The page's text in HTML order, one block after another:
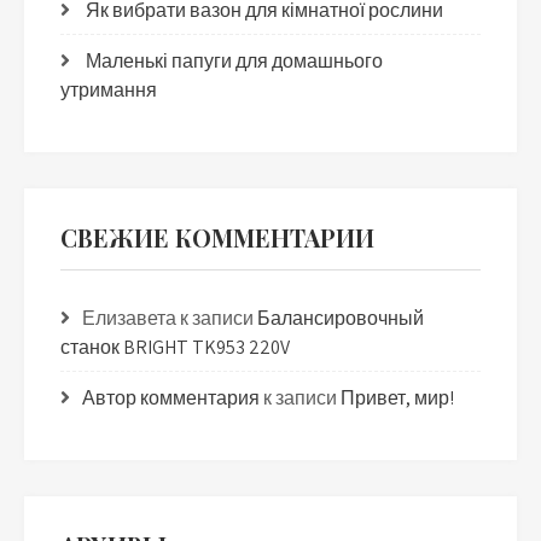
Як вибрати вазон для кімнатної рослини
Маленькі папуги для домашнього
утримання
СВЕЖИЕ КОММЕНТАРИИ
Елизаветак записи Балансировочный
станок BRIGHT TK953 220V
Автор комментария к записи Привет, мир!